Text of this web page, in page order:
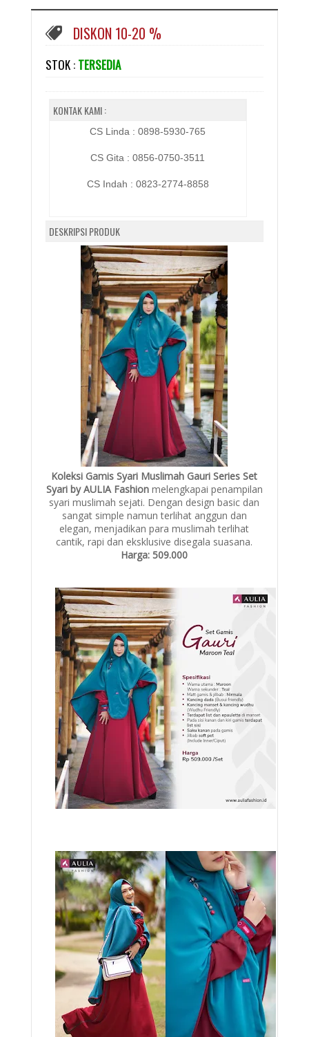
DISKON 10-20 %
STOK : TERSEDIA
KONTAK KAMI :
CS Linda : 0898-5930-765
CS Gita : 0856-0750-3511
CS Indah : 0823-2774-8858
DESKRIPSI PRODUK
Koleksi Gamis Syari Muslimah Gauri Series Set
Syari by AULIA Fashion melengkapai penampilan
syari muslimah sejati. Dengan design basic dan
sangat simple namun terlihat anggun dan
elegan, menjadikan para muslimah terlihat
cantik, rapi dan eksklusive disegala suasana.
Harga: 509.000